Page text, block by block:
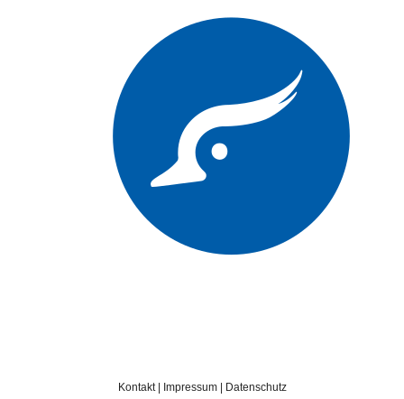
Kontakt| Impressum| Datenschutz